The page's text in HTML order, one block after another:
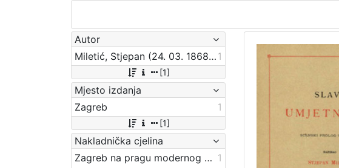
Autor
Miletić, Stjepan (24. 03. 1868. – 8. 09. 1908.) 1
[1]
Mjesto izdanja
Zagreb
1
[1]
Nakladnička cjelina
Zagreb na pragu modernog doba 1